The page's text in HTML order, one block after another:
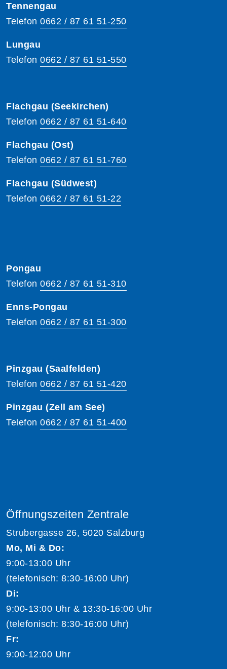
Tennengau
Telefon 0662 / 87 61 51-250
Lungau
Telefon 0662 / 87 61 51-550
Flachgau (Seekirchen)
Telefon 0662 / 87 61 51-640
Flachgau (Ost)
Telefon 0662 / 87 61 51-760
Flachgau (Südwest)
Telefon 0662 / 87 61 51-22
Pongau
Telefon 0662 / 87 61 51-310
Enns-Pongau
Telefon 0662 / 87 61 51-300
Pinzgau (Saalfelden)
Telefon 0662 / 87 61 51-420
Pinzgau (Zell am See)
Telefon 0662 / 87 61 51-400
Öffnungszeiten Zentrale
Strubergasse 26, 5020 Salzburg
Mo, Mi & Do:
9:00-13:00 Uhr
(telefonisch: 8:30-16:00 Uhr)
Di:
9:00-13:00 Uhr & 13:30-16:00 Uhr
(telefonisch: 8:30-16:00 Uhr)
Fr:
9:00-12:00 Uhr